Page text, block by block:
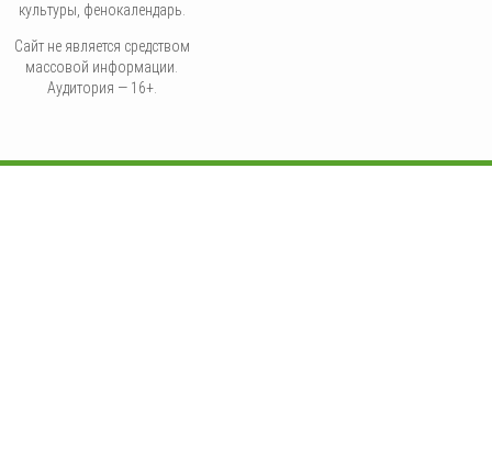
культуры, фенокалендарь.
Сайт не является средством
массовой информации.
Аудитория — 16+.